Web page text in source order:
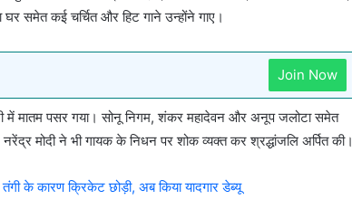
समेत कई चर्चित और हिट गाने उन्होंने गाए।
Join Now
मातम पसर गया। सोनू निगम, शंकर महादेवन और अनूप जलोटा समेत
मोदी ने भी गायक के निधन पर शोक व्यक्त कर श्रद्धांजलि अर्पित की।
के कारण क्रिकेट छोड़ी, अब किया यादगार डेब्यू